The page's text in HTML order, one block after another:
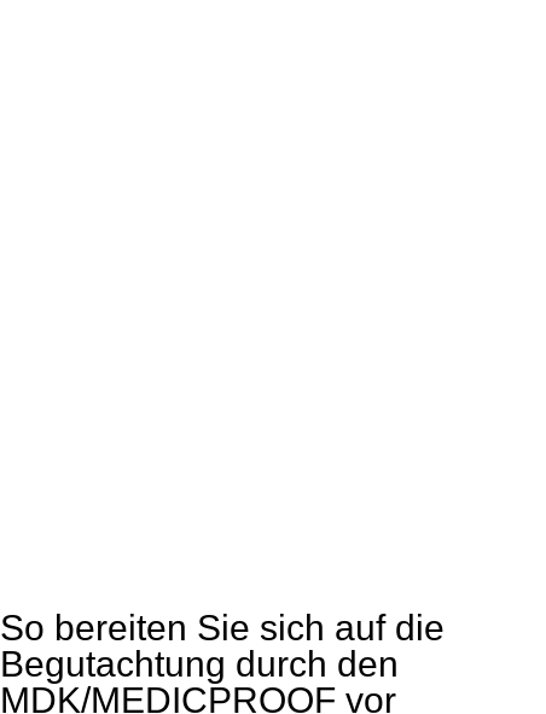
So bereiten Sie sich auf die
Begutachtung durch den
MDK/MEDICPROOF vor